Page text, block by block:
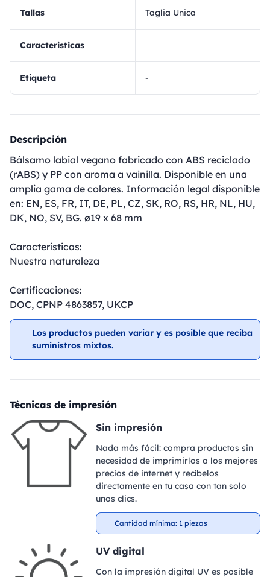
Tallas Taglia Unica
Caracteristicas
Etiqueta -
Descripción
Bálsamo labial vegano fabricado con ABS reciclado
(rABS) y PP con aroma a vainilla. Disponible en una
amplia gama de colores. Información legal disponible
en: EN, ES, FR, IT, DE, PL, CZ, SK, RO, RS, HR, NL, HU,
DK, NO, SV, BG. ø19 x 68 mm
Características:
Nuestra naturaleza
Certificaciones:
DOC, CPNP 4863857, UKCP
Los productos pueden variar y es posible que reciba
suministros mixtos.
Técnicas de impresión
Sin impresión
Nada más fácil: compra productos sin
necesidad de imprimirlos a los mejores
precios de internet y recíbelos
directamente en tu casa con tan solo
unos clics.
Cantidad mínima: 1 piezas
UV digital
Con la impresión digital UV es posible